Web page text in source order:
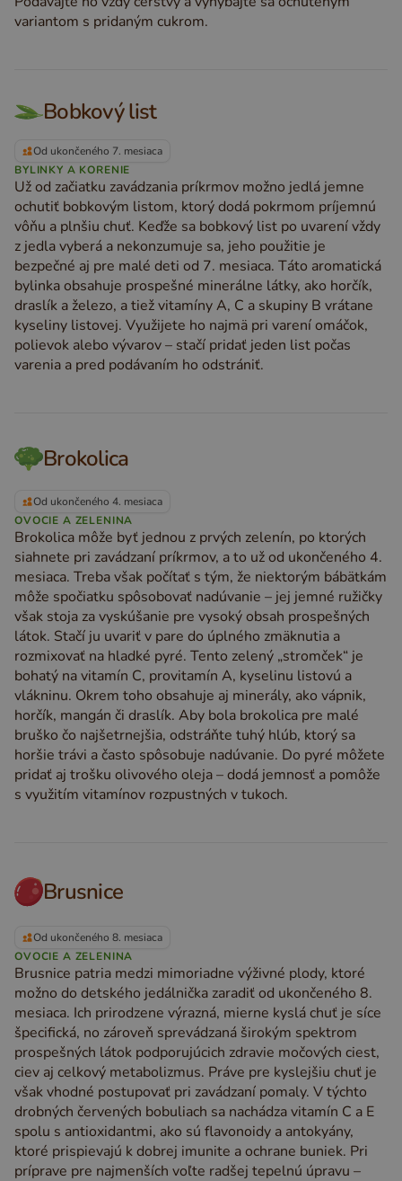
variantom s pridaným cukrom.
Bobkový list
Od ukončeného 7. mesiaca
BYLINKY A KORENIE
Už od začiatku zavádzania príkrmov možno jedlá jemne
ochutiť bobkovým listom, ktorý dodá pokrmom príjemnú
vôňu a plnšiu chuť. Keďže sa bobkový list po uvarení vždy
z jedla vyberá a nekonzumuje sa, jeho použitie je
bezpečné aj pre malé deti od 7. mesiaca. Táto aromatická
bylinka obsahuje prospešné minerálne látky, ako horčík,
draslík a železo, a tiež vitamíny A, C a skupiny B vrátane
kyseliny listovej. Využijete ho najmä pri varení omáčok,
polievok alebo vývarov – stačí pridať jeden list počas
varenia a pred podávaním ho odstrániť.
Brokolica
Od ukončeného 4. mesiaca
OVOCIE A ZELENINA
Brokolica môže byť jednou z prvých zelenín, po ktorých
siahnete pri zavádzaní príkrmov, a to už od ukončeného 4.
mesiaca. Treba však počítať s tým, že niektorým bábätkám
môže spočiatku spôsobovať nadúvanie – jej jemné ružičky
však stoja za vyskúšanie pre vysoký obsah prospešných
látok. Stačí ju uvariť v pare do úplného zmäknutia a
rozmixovať na hladké pyré. Tento zelený „stromček“ je
bohatý na vitamín C, provitamín A, kyselinu listovú a
vlákninu. Okrem toho obsahuje aj minerály, ako vápnik,
horčík, mangán či draslík. Aby bola brokolica pre malé
bruško čo najšetrnejšia, odstráňte tuhý hlúb, ktorý sa
horšie trávi a často spôsobuje nadúvanie. Do pyré môžete
pridať aj trošku olivového oleja – dodá jemnosť a pomôže
s využitím vitamínov rozpustných v tukoch.
Brusnice
Od ukončeného 8. mesiaca
OVOCIE A ZELENINA
Brusnice patria medzi mimoriadne výživné plody, ktoré
možno do detského jedálnička zaradiť od ukončeného 8.
mesiaca. Ich prirodzene výrazná, mierne kyslá chuť je síce
špecifická, no zároveň sprevádzaná širokým spektrom
prospešných látok podporujúcich zdravie močových ciest,
ciev aj celkový metabolizmus. Práve pre kyslejšiu chuť je
však vhodné postupovať pri zavádzaní pomaly. V týchto
drobných červených bobuliach sa nachádza vitamín C a E
spolu s antioxidantmi, ako sú flavonoidy a antokyány,
ktoré prispievajú k dobrej imunite a ochrane buniek. Pri
príprave pre najmenších voľte radšej tepelnú úpravu –